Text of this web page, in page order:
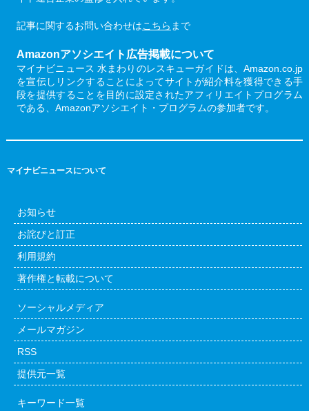
記事に関するお問い合わせはこちら まで
Amazonアソシエイト広告掲載について
マイナビニュース 水まわりのレスキューガイドは、Amazon.co.jp
を宣伝しリンクすることによってサイトが紹介料を獲得できる手
段を提供することを目的に設定されたアフィリエイトプログラム
である、Amazonアソシエイト・プログラムの参加者です。
マイナビニュースについて
お知らせ
お詫びと訂正
利用規約
著作権と転載について
ソーシャルメディア
メールマガジン
RSS
提供元一覧
キーワード一覧